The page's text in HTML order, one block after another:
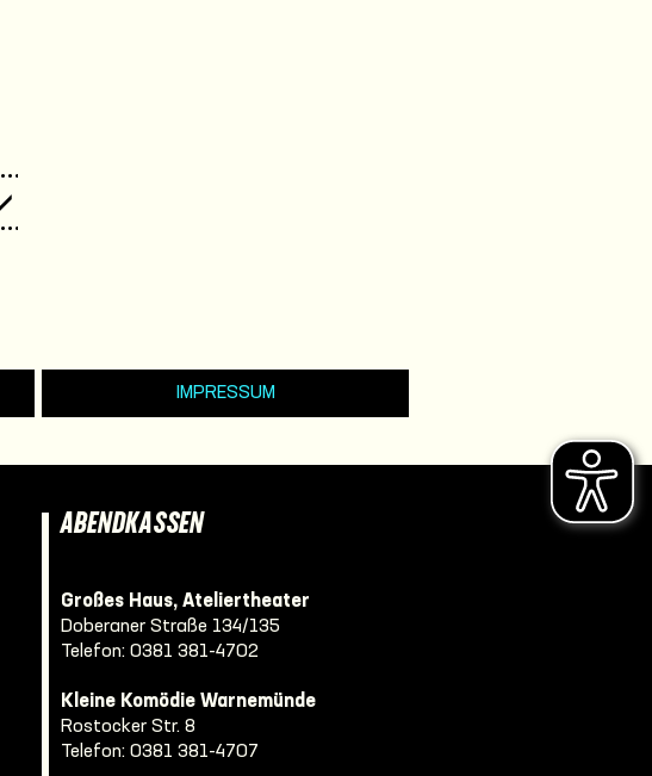
IMPRESSUM
ABENDKASSEN
Großes Haus, Ateliertheater
Doberaner Straße 134/135
Telefon: 0381 381-4702
Kleine Komödie Warnemünde
Rostocker Str. 8
Telefon: 0381 381-4707